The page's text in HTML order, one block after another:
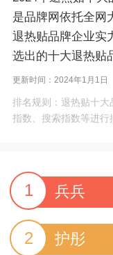
是品牌网依托全网
退热贴品牌企业实
选出的十大退热贴
退热贴10大品牌榜
查找退热贴什么牌
贴品牌排名榜单可
更新时间：2024年1月1日
排名规则：退热贴十
指数、搜索指数等进行
1 兵兵
2 护彤